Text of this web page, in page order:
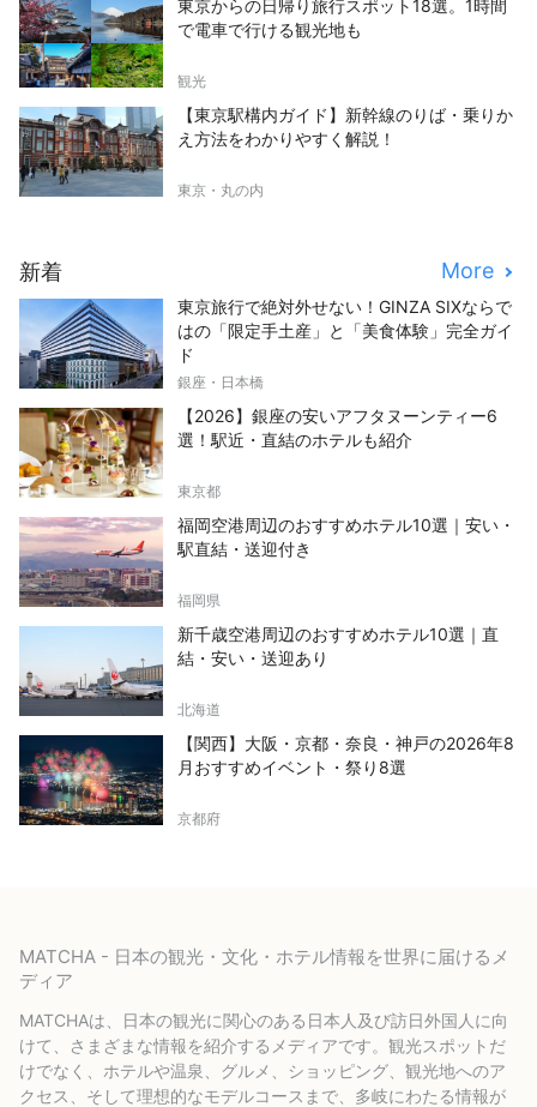
東京からの日帰り旅行スポット18選。1時間
で電車で行ける観光地も
観光
【東京駅構内ガイド】新幹線のりば・乗りか
え方法をわかりやすく解説！
東京・丸の内
新着 More
東京旅行で絶対外せない！GINZA SIXならで
はの「限定手土産」と「美食体験」完全ガイ
ド
銀座・日本橋
【2026】銀座の安いアフタヌーンティー6
選！駅近・直結のホテルも紹介
東京都
福岡空港周辺のおすすめホテル10選｜安い・
駅直結・送迎付き
福岡県
新千歳空港周辺のおすすめホテル10選｜直
結・安い・送迎あり
北海道
【関西】大阪・京都・奈良・神戸の2026年8
月おすすめイベント・祭り8選
京都府
MATCHA - 日本の観光・文化・ホテル情報を世界に届けるメ
ディア
MATCHAは、日本の観光に関心のある日本人及び訪日外国人に向
けて、さまざまな情報を紹介するメディアです。観光スポットだ
けでなく、ホテルや温泉、グルメ、ショッピング、観光地へのア
クセス、そして理想的なモデルコースまで、多岐にわたる情報が